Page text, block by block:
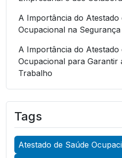
A Importância do Atestado
Ocupacional na
A Importância do Atestado
Ocupacional para Garantir
Trabalho
A Importância do Atestado
Ocupacional para Garantir
Trabalho
A Importância do Atestado
Ocupacional para
Tags
Atestado de Saúde